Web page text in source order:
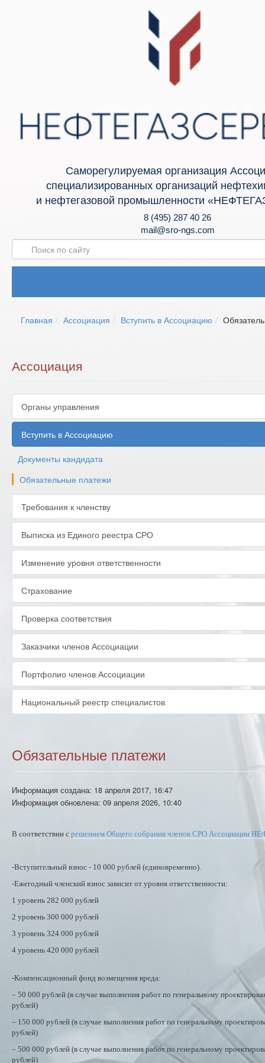
Саморегулируемая организация
специализированных организаций
и нефтегазовой промышленности
8 (495) 287 40 26
mail@sro-ngs.com
Главная Ассоциация Вступить в Ассоциацию
Ассоциация
Органы управления
Вступить в Ассоциацию
Документы кандидата
Обязательные платежи
Требования к членству
Выписка из Единого реестра СРО
Изменение уровня ответственности
Страхование
Проверка соответствия
Заказчики членов Ассоциации
Портфолио членов Ассоциации
Национальный реестр специалистов
Обязательные платежи
Информация создана: 18 апреля 2017, 16:47
Информация обновлена: 09 апреля 2026, 10:40
В соответствии с решением Общего собрания членов СРО Ассоциации
-Вступительный взнос - 10 000 рублей (единовременно).
-Ежегодный членский взнос зависит от уровня ответственности:
1 уровень 282 000 рублей
2 уровень 300 000 рублей
3 уровень 324 000 рублей
4 уровень 420 000 рублей
-Компенсационный фонд возмещения вреда:
– 50 000 рублей (в случае выполнения работ по генеральному
рублей)
– 150 000 рублей (в случае выполнения работ по генеральному
рублей)
– 500 000 рублей (в случае выполнения работ по генеральному
рублей)